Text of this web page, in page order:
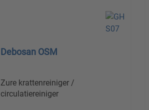
Debosan OSM
Zure krattenreiniger /
circulatiereiniger